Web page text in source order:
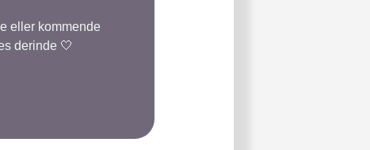
eller kommende
derinde 🤍